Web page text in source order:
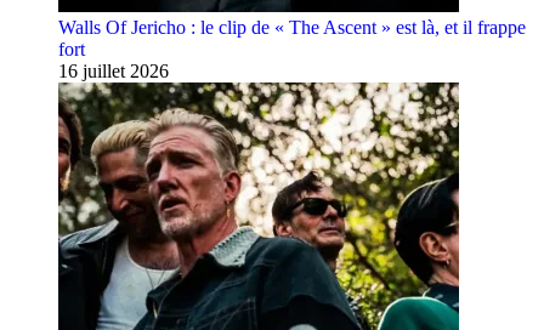
Walls Of Jericho : le clip de « The Ascent » est là, et il frappe
fort
16 juillet 2026